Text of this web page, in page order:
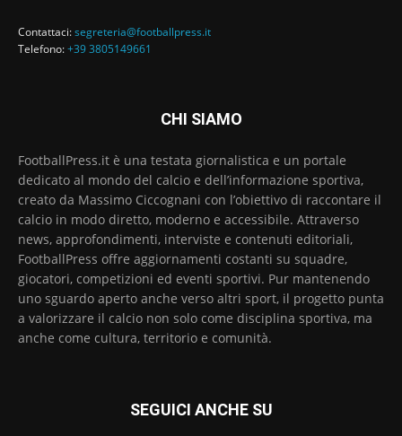
Contattaci:segreteria@footballpress.it
Telefono:+39 3805149661
CHI SIAMO
FootballPress.it è una testata giornalistica e un portale
dedicato al mondo del calcio e dell’informazione sportiva,
creato da Massimo Ciccognani con l’obiettivo di raccontare il
calcio in modo diretto, moderno e accessibile. Attraverso
news, approfondimenti, interviste e contenuti editoriali,
FootballPress offre aggiornamenti costanti su squadre,
giocatori, competizioni ed eventi sportivi. Pur mantenendo
uno sguardo aperto anche verso altri sport, il progetto punta
a valorizzare il calcio non solo come disciplina sportiva, ma
anche come cultura, territorio e comunità.
SEGUICI ANCHE SU